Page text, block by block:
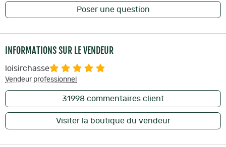
Poser une question
INFORMATIONS SUR LE VENDEUR
loisirchasse
Vendeur professionnel
31998 commentaires client
Visiter la boutique du vendeur